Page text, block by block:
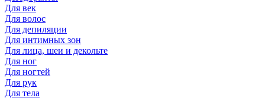
Для век
Для волос
Для депиляции
Для интимных зон
Для лица, шеи и декольте
Для ног
Для ногтей
Для рук
Для тела